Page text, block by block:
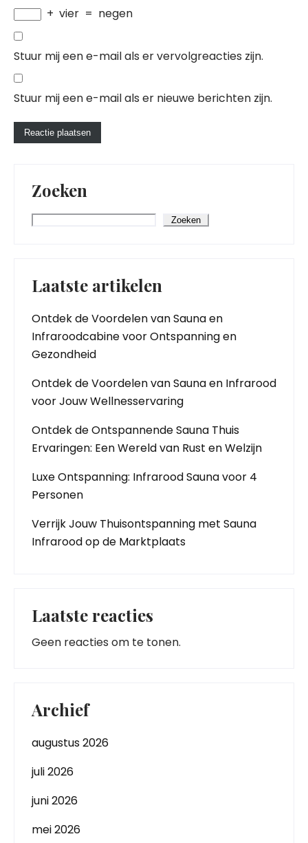
+ vier = negen
Stuur mij een e-mail als er vervolgreacties zijn.
Stuur mij een e-mail als er nieuwe berichten zijn.
Zoeken
Zoeken
Laatste artikelen
Ontdek de Voordelen van Sauna en
Infraroodcabine voor Ontspanning en
Gezondheid
Ontdek de Voordelen van Sauna en Infrarood
voor Jouw Wellnesservaring
Ontdek de Ontspannende Sauna Thuis
Ervaringen: Een Wereld van Rust en Welzijn
Luxe Ontspanning: Infrarood Sauna voor 4
Personen
Verrijk Jouw Thuisontspanning met Sauna
Infrarood op de Marktplaats
Laatste reacties
Geen reacties om te tonen.
Archief
augustus 2026
juli 2026
juni 2026
mei 2026